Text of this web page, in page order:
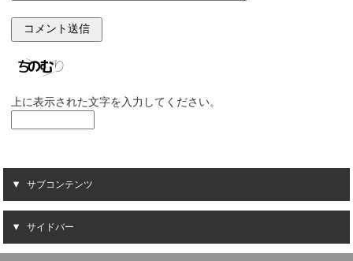
上に表示された文字を入力してください。
サブコンテンツ
サイドバー